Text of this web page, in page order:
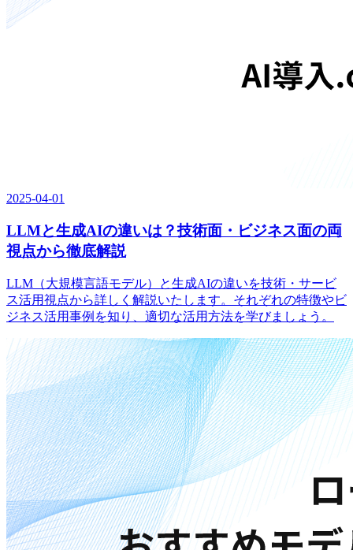
2025-04-01
LLMと生成AIの違いは？技術面・ビジネス面の両
視点から徹底解説
LLM（大規模言語モデル）と生成AIの違いを技術・サービ
ス活用視点から詳しく解説いたします。それぞれの特徴やビ
ジネス活用事例を知り、適切な活用方法を学びましょう。